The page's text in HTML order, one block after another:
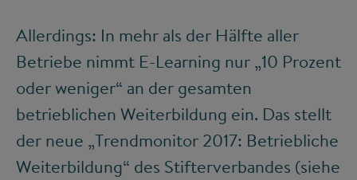
Allerdings: In mehr als der Hälfte aller
Betriebe nimmt E-Learning nur „10 Prozent
oder weniger“ an der gesamten
betrieblichen Weiterbildung ein. Das stellt
der neue „Trendmonitor 2017: Betriebliche
Weiterbildung“ des Stifterverbandes (siehe